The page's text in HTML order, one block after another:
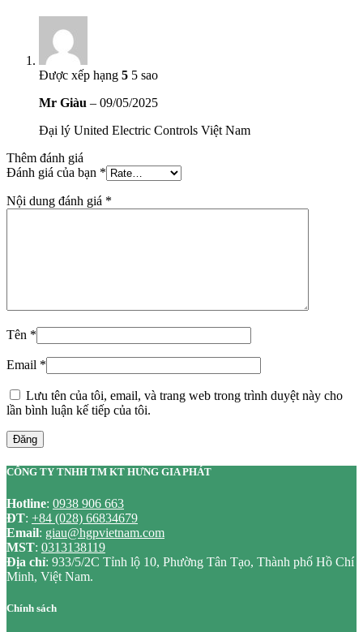
Được xếp hạng 5 5 sao
Mr Giàu – 09/05/2025
Đại lý United Electric Controls Việt Nam
Thêm đánh giá
Đánh giá của bạn *
Nội dung đánh giá *
Tên *
Email *
Lưu tên của tôi, email, và trang web trong trình duyệt này cho
lần bình luận kế tiếp của tôi.
Đăng
CÔNG TY TNHH TM KT HƯNG GIA PHÁT
Hotline: 0938 906 663
ĐT: +84 (028) 66834679
Email: giau@hgpvietnam.com
MST: 0313138119
Địa chỉ: 933/5/2C Tỉnh lộ 10, Phường Tân Tạo, Thành phố Hồ Chí
Minh, Việt Nam.
Chính sách